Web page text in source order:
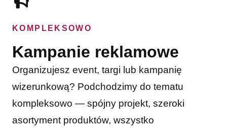
KOMPLEKSOWO
Kampanie reklamowe
Organizujesz event, targi lub kampanię
wizerunkową? Podchodzimy do tematu
kompleksowo — spójny projekt, szeroki
asortyment produktów, wszystko